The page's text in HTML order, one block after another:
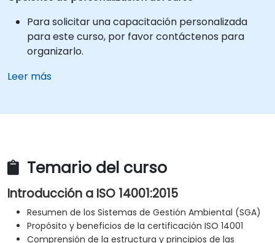
Para solicitar una capacitación personalizada
para este curso, por favor contáctenos para
organizarlo.
Leer más
Temario del curso
Introducción a ISO 14001:2015
Resumen de los Sistemas de Gestión Ambiental (SGA)
Propósito y beneficios de la certificación ISO 14001
Comprensión de la estructura y principios de las